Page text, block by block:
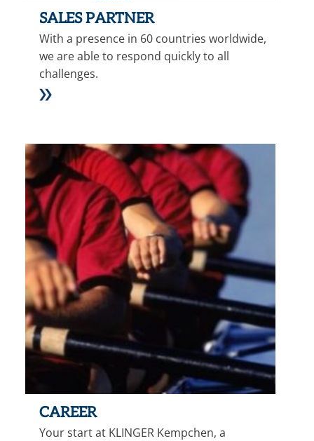
SALES PARTNER
With a presence in 60 countries worldwide,
we are able to respond quickly to all
challenges.
CAREER
Your start at KLINGER Kempchen, a